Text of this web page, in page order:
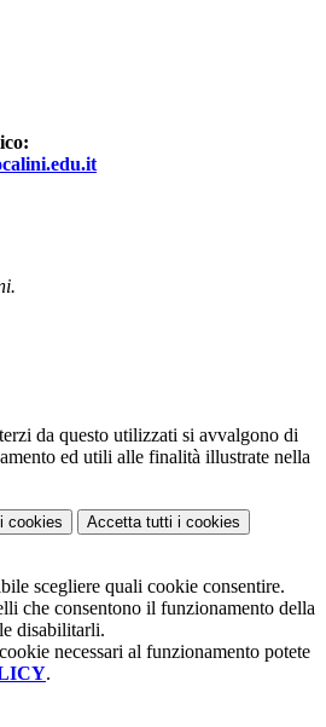
da questo utilizzati si avvalgono di
ed utili alle finalità illustrate nella
i cookies Accetta tutti i cookies
scegliere quali cookie consentire.
che consentono il funzionamento della
disabilitarli.
necessari al funzionamento potete
.